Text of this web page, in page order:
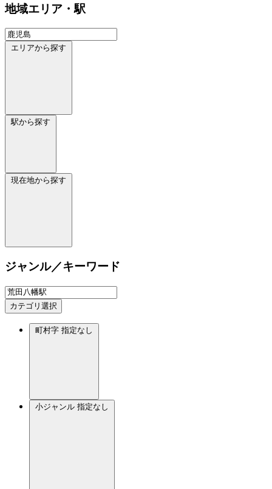
地域エリア・駅
エリアから探す
駅から探す
現在地から探す
ジャンル／キーワード
カテゴリ選択
町村字 指定なし
小ジャンル 指定なし